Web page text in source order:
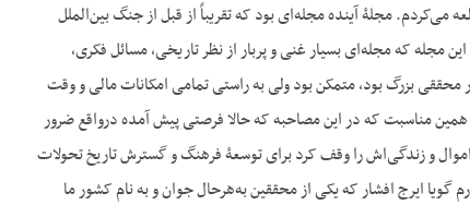
می‌کردم. مجلۀ آینده مجله‌ای بود که تقریباً از قبل از جنگ بین‌الملل
انتشار کرد. این مجله که مجله‌ای بسیار غنی و پربار از نظر تاریخی، مسائل فکری،
محققی بزرگ بود، متمکن بود ولی به راستی تمامی امکانات مالی و وقت
مناسبت که در این مصاحبه که حالا فرصتی پیش آمده درواقع ضرور
اموال و زندگی‌اش را وقف کرد برای توسعۀ فرهنگ و گسترش تاریخ تحولات
گویا ایرج افشار که یکی از محققین به‌هرحال جوان و به نام کشور ما